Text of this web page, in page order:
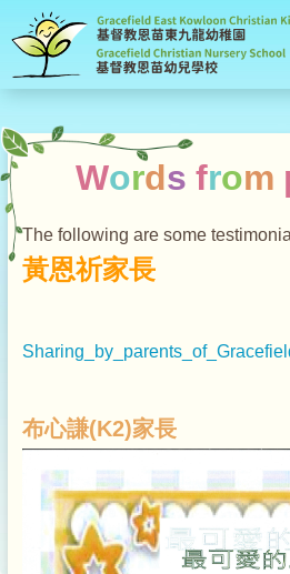
Words from
The following are some
黃恩祈家長
布心謙(K2)家長